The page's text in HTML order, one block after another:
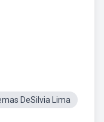
DeSilvia Lima